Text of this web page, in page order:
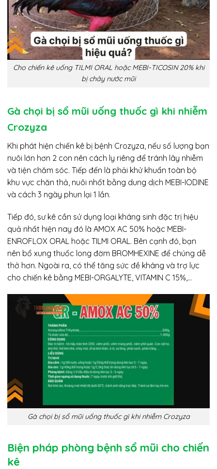
Cho chiến kê uống TILMI ORAL hoặc MEBI-TICOSIN 20% khi
bị chảy nước mũi
Gà chọi bị sổ mũi uống thuốc gì khi nhiễm
Crozyza
Khi phát hiện chiến kê bị bệnh Crozyza, nếu số lượng bạn
nuôi lớn hơn 2 con nên cách ly riêng để tránh lây nhiễm
và tiện chăm sóc. Tiếp đến là phải khử khuẩn toàn bộ
khu vực chăn thả, nuôi nhốt bằng dung dịch MEBI-IODINE
và cách 3 ngày phun lại 1 lần.
Tiếp đó, sư kê cần sử dụng loại kháng sinh đặc trị hiệu
quả nhất hiện nay đó là AMOX AC 50% hoặc MEBI-
ENROFLOX ORAL hoặc TILMI ORAL. Bên cạnh đó, bạn
nên bổ xung thuốc long đờm BROMHEXINE để chúng dễ
thở hơn. Ngoài ra, có thể tăng sức đề kháng và trợ lực
cho chiến kê bằng MEBI-ORGALYTE, VITAMIN C 15%,…
Gà chọi bị sổ mũi uống thuốc gì khi nhiễm Crozyza
Biện pháp phòng bệnh sổ mũi cho chiến
kê